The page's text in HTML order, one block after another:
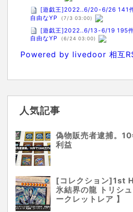
[遊戯王]2022..6/20-6/26 141
自由なYP
(7/3 03:00)
[遊戯王]2022..6/13-6/19 195
自由なYP
(6/24 03:00)
Powered by livedoor 相互
人気記事
偽物販売者逮捕。
利益
[コレクション
氷結界の龍 トリシ
ークレットレア 】